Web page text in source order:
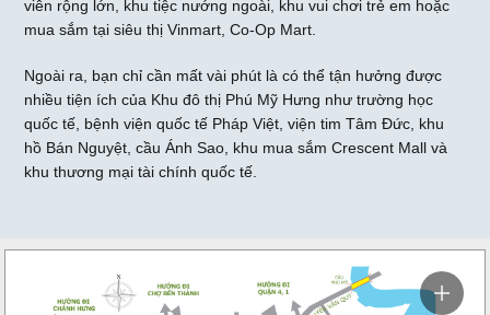
viên rộng lớn, khu tiệc nướng ngoài, khu vui chơi trẻ em hoặc
mua sắm tại siêu thị Vinmart, Co-Op Mart.
Ngoài ra, bạn chỉ cần mất vài phút là có thể tận hưởng được
nhiều tiện ích của Khu đô thị Phú Mỹ Hưng như trường học
quốc tế, bệnh viện quốc tế Pháp Việt, viện tim Tâm Đức, khu
hồ Bán Nguyệt, cầu Ánh Sao, khu mua sắm Crescent Mall và
khu thương mại tài chính quốc tế.